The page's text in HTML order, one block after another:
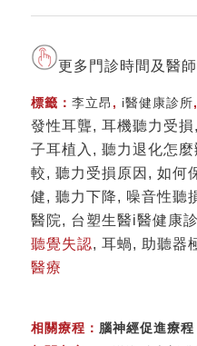
更多門診時間及醫
標籤： 李立昂 , i醫健康診所,
發性耳聾, 耳機聽力受
子耳植入, 聽力退化怎
較, 聽力受損原因, 如何
健, 聽力下降, 噪音性聽
醫院, 台塑生醫i醫健康
聽覺失認, 耳蝸, 助聽器
醫療
相關療程： 腦神經促進療程